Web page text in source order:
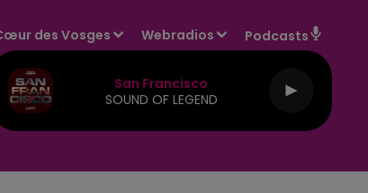
des Vosges Webradios Podcasts
San Francisco
SOUND OF LEGEND